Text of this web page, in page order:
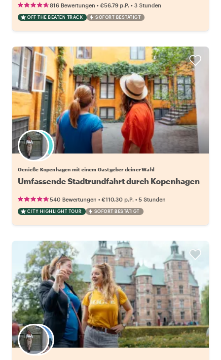
816 Bewertungen • €56.79 p.P. • 3 Stunden
OFF THE BEATEN TRACK SOFORT BESTÄTIGT
Wähle deinen Lieblingsgastgeber
Genieße Kopenhagen mit einem Gastgeber deiner Wahl
Umfassende Stadtrundfahrt durch Kopenhagen
540 Bewertungen • €110.30 p.P. • 5 Stunden
CITY HIGHLIGHT TOUR SOFORT BESTÄTIGT
Wähle deinen Lieblingsgastgeber